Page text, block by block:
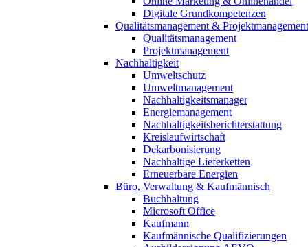
Digitale Grundkompetenzen
Qualitätsmanagement & Projektmanagement
Qualitätsmanagement
Projektmanagement
Nachhaltigkeit
Umweltschutz
Umweltmanagement
Nachhaltigkeitsmanager
Energiemanagement
Nachhaltigkeitsberichterstattung
Kreislaufwirtschaft
Dekarbonisierung
Nachhaltige Lieferketten
Erneuerbare Energien
Büro, Verwaltung & Kaufmännisch
Buchhaltung
Microsoft Office
Kaufmann
Kaufmännische Qualifizierungen